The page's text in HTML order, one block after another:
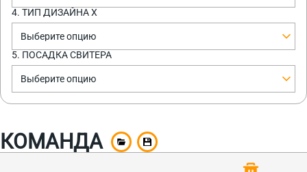
4. ТИП ДИЗАЙНА Х
Выберите опцию
5. ПОСАДКА СВИТЕРА
Выберите опцию
КОМАНДА